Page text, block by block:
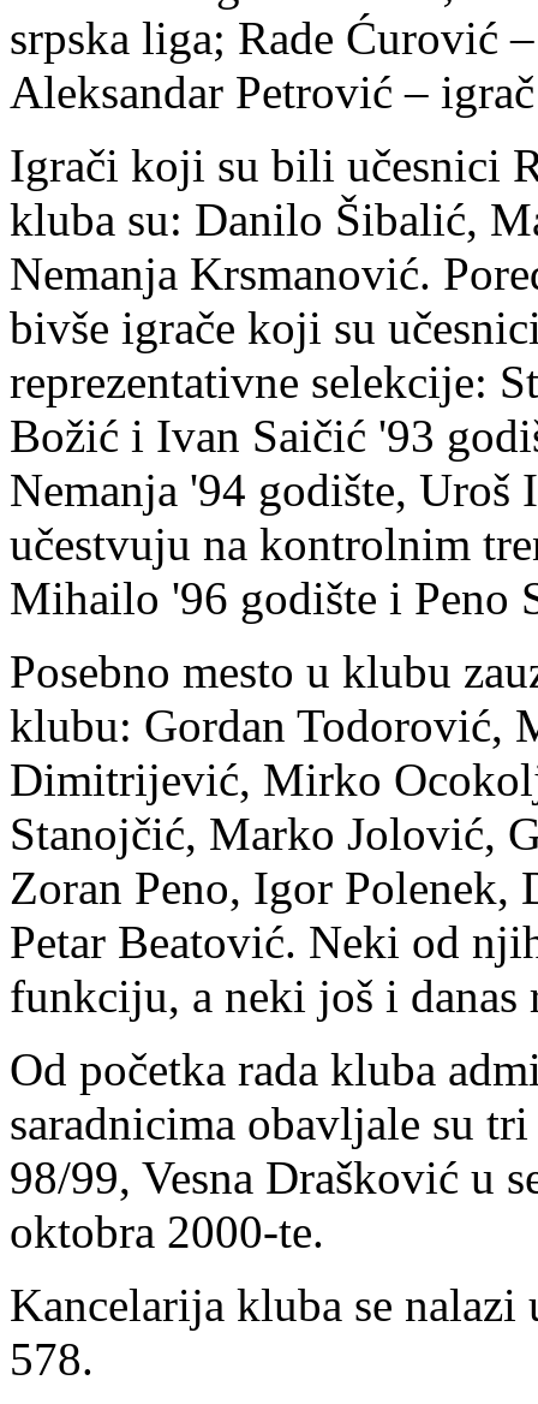
srpska liga; Rade Ćurović
Aleksandar Petrović –
Igrači koji su bili učesnici
kluba su: Danilo Šibalić,
Nemanja Krsmanović.
bivše igrače koji su
reprezentativne selekcije:
Božić i Ivan Saičić '93
Nemanja '94 godište,
učestvuju na kontrolnim
Mihailo '96 godište i Peno
Posebno mesto u klubu
klubu: Gordan Todorović,
Dimitrijević, Mirko
Stanojčić, Marko Jolović,
Zoran Peno, Igor Polenek,
Petar Beatović. Neki od
funkciju, a neki još i danas
Od početka rada kluba
saradnicima obavljale su
98/99, Vesna Drašković u
oktobra 2000-te.
Kancelarija kluba se
578.